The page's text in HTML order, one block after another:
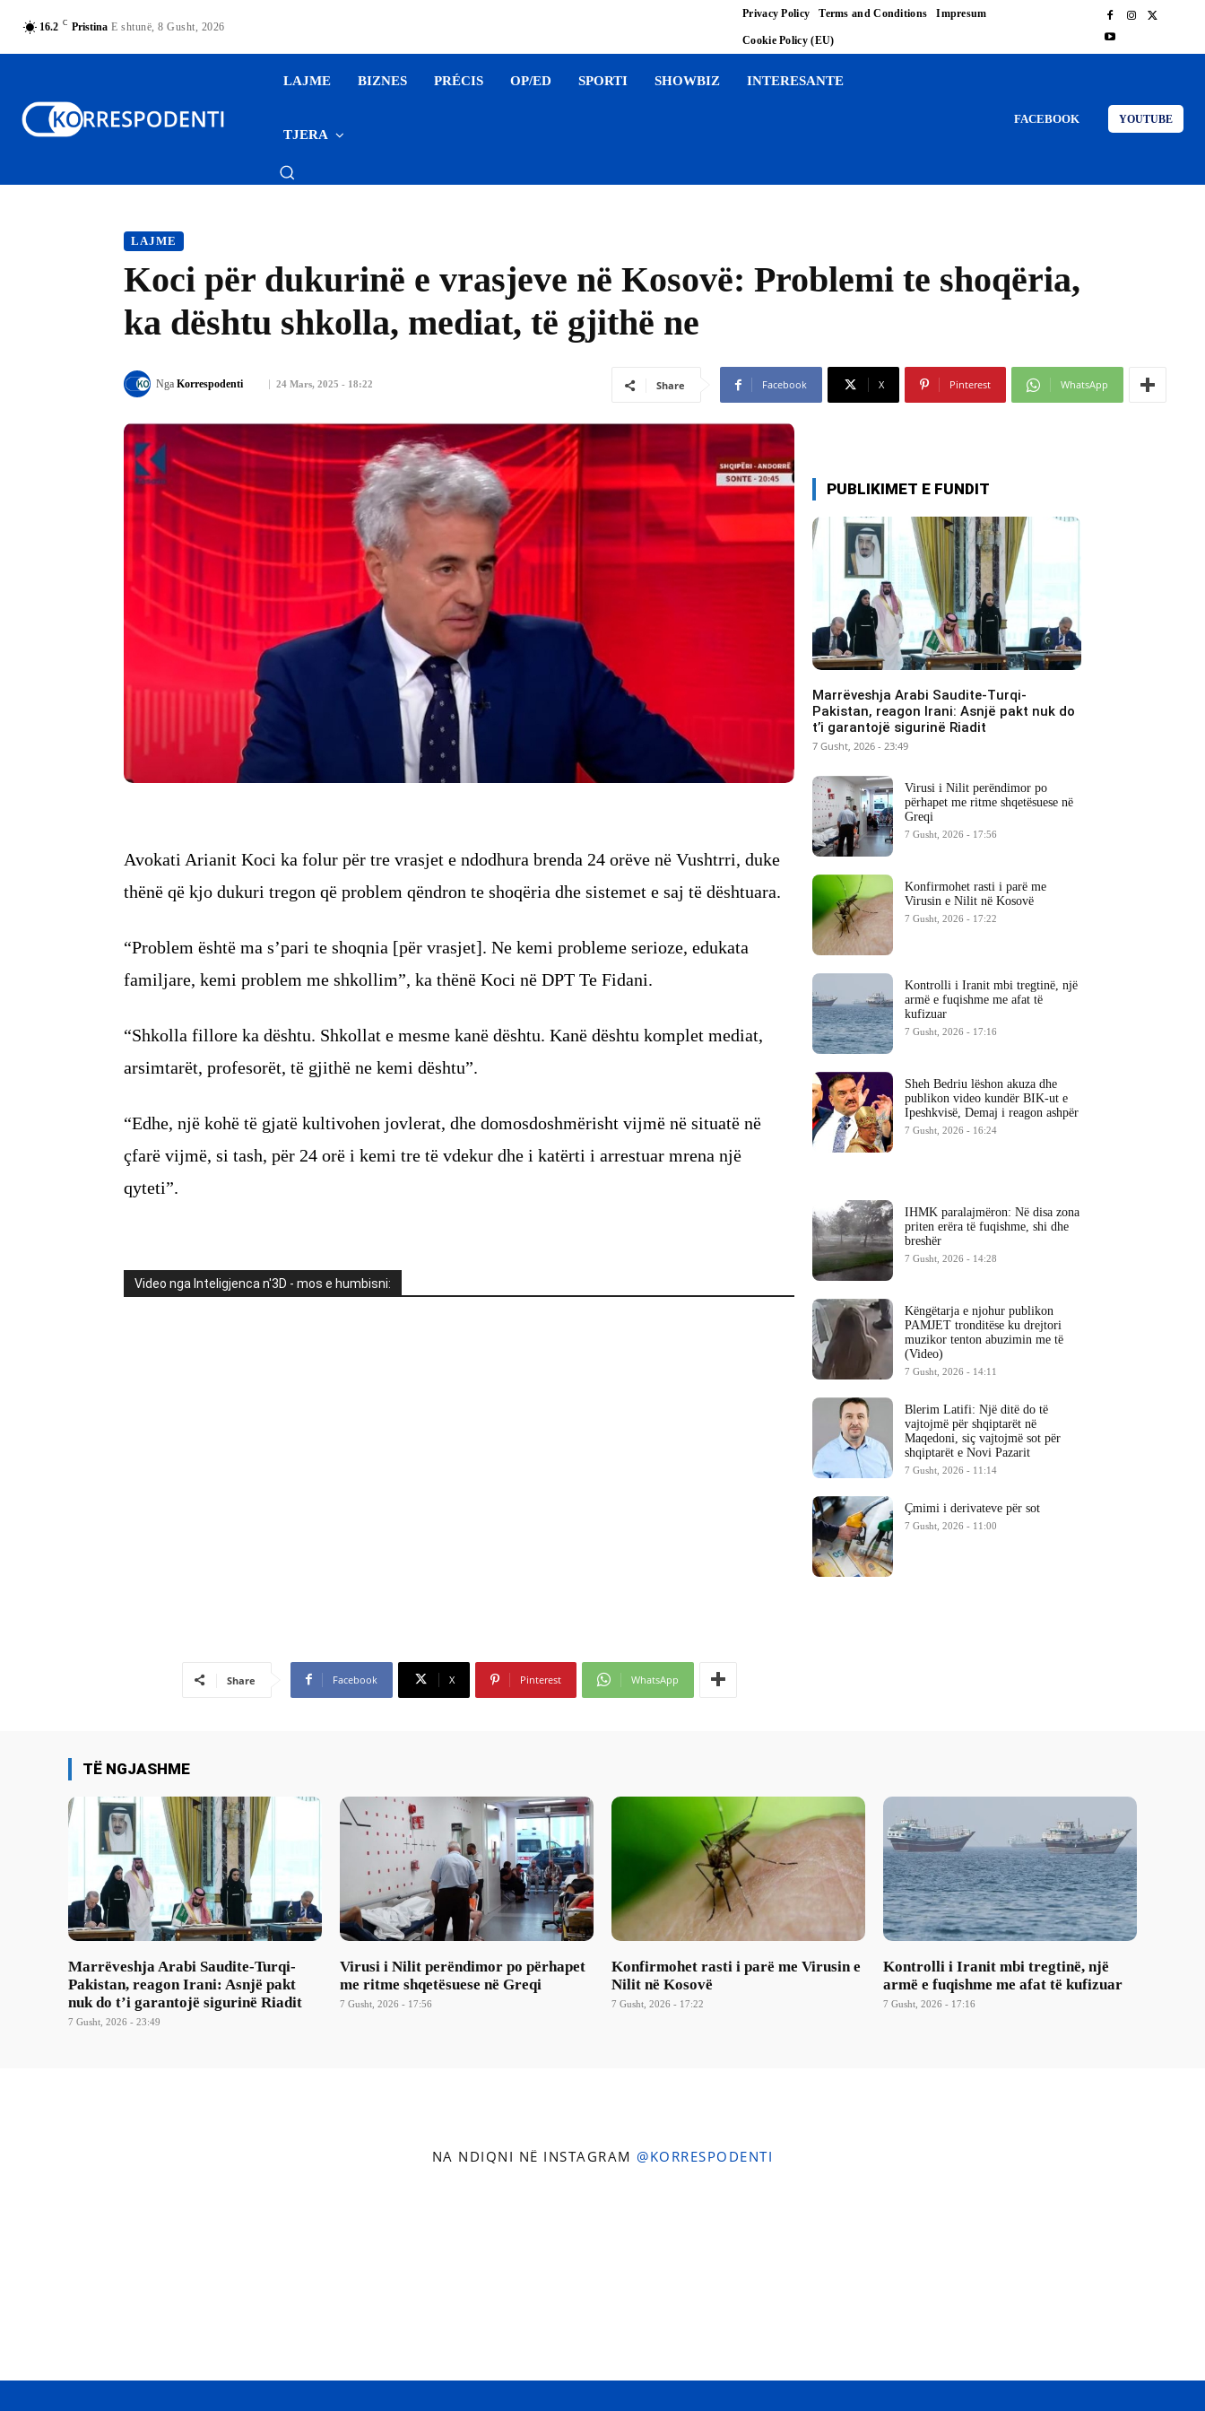
16.2 C Pristina E shtunë, 8 Gusht, 2026
Privacy Policy Terms and Conditions Impresum
Cookie Policy (EU)
LAJME BIZNES PRÉCIS OP/ED SPORTI SHOWBIZ INTERESANTE
TJERA
FACEBOOK YOUTUBE
LAJME
Koci për dukurinë e vrasjeve në Kosovë: Problemi te shoqëria,
ka dështu shkolla, mediat, të gjithë ne
24 Mars, 2025 - 18:22
Nga Korrespodenti Share Facebook X Pinterest WhatsApp
Avokati Arianit Koci ka folur për tre vrasjet e ndodhura brenda 24 orëve në Vushtrri, duke
thënë që kjo dukuri tregon që problem qëndron te shoqëria dhe sistemet e saj të dështuara.
“Problem është ma s’pari te shoqnia [për vrasjet]. Ne kemi probleme serioze, edukata
familjare, kemi problem me shkollim”, ka thënë Koci në DPT Te Fidani.
“Shkolla fillore ka dështu. Shkollat e mesme kanë dështu. Kanë dështu komplet mediat,
arsimtarët, profesorët, të gjithë ne kemi dështu”.
“Edhe, një kohë të gjatë kultivohen jovlerat, dhe domosdoshmërisht vijmë në situatë në
çfarë vijmë, si tash, për 24 orë i kemi tre të vdekur dhe i katërti i arrestuar mrena një
qyteti”.
Video nga Inteligjenca n'3D - mos e humbisni:
Share Facebook X Pinterest WhatsApp
PUBLIKIMET E FUNDIT
Marrëveshja Arabi Saudite-Turqi-
Pakistan, reagon Irani: Asnjë pakt nuk do
t’i garantojë sigurinë Riadit
7 Gusht, 2026 - 23:49
Virusi i Nilit perëndimor po
përhapet me ritme shqetësuese në
Greqi
7 Gusht, 2026 - 17:56
Konfirmohet rasti i parë me
Virusin e Nilit në Kosovë
7 Gusht, 2026 - 17:22
Kontrolli i Iranit mbi tregtinë, një
armë e fuqishme me afat të
kufizuar
7 Gusht, 2026 - 17:16
Sheh Bedriu lëshon akuza dhe
publikon video kundër BIK-ut e
Ipeshkvisë, Demaj i reagon ashpër
7 Gusht, 2026 - 16:24
IHMK paralajmëron: Në disa zona
priten erëra të fuqishme, shi dhe
breshër
7 Gusht, 2026 - 14:28
Këngëtarja e njohur publikon
PAMJET tronditëse ku drejtori
muzikor tenton abuzimin me të
(Video)
7 Gusht, 2026 - 14:11
Blerim Latifi: Një ditë do të
vajtojmë për shqiptarët në
Maqedoni, siç vajtojmë sot për
shqiptarët e Novi Pazarit
7 Gusht, 2026 - 11:14
Çmimi i derivateve për sot
7 Gusht, 2026 - 11:00
TË NGJASHME
Marrëveshja Arabi Saudite-Turqi-
Pakistan, reagon Irani: Asnjë pakt
nuk do t’i garantojë sigurinë Riadit
7 Gusht, 2026 - 23:49
Virusi i Nilit perëndimor po përhapet
me ritme shqetësuese në Greqi
7 Gusht, 2026 - 17:56
Konfirmohet rasti i parë me Virusin e
Nilit në Kosovë
7 Gusht, 2026 - 17:22
Kontrolli i Iranit mbi tregtinë, një
armë e fuqishme me afat të kufizuar
7 Gusht, 2026 - 17:16
NA NDIQNI NË INSTAGRAM @KORRESPODENTI